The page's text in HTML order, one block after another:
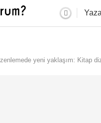
yeni yaklaşım: Kitap